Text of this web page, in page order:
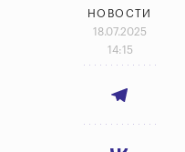
НОВОСТИ
18.07.2025
14:15